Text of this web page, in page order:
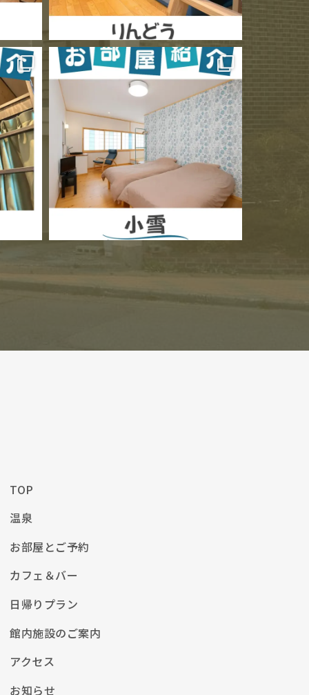
TOP
温泉
お部屋とご予約
カフェ＆バー
日帰りプラン
館内施設のご案内
アクセス
お知らせ